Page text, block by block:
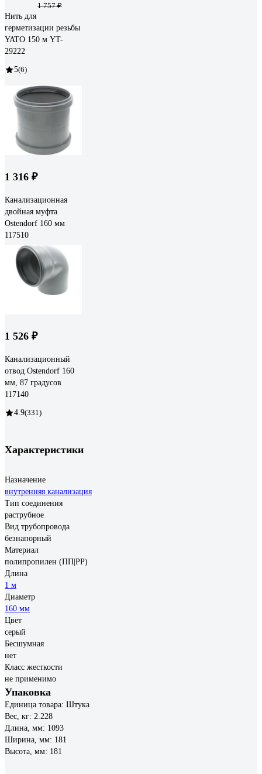
1 757 ₽
Нить для
герметизации резьбы
YATO 150 м YT-
29222
5(6)
1 316 ₽
Канализационная
двойная муфта
Ostendorf 160 мм
117510
1 526 ₽
Канализационный
отвод Ostendorf 160
мм, 87 градусов
117140
4.9(331)
Характеристики
Назначение
внутренняя канализация
Тип соединения
раструбное
Вид трубопровода
безнапорный
Материал
полипропилен (ПП|PP)
Длина
1 м
Диаметр
160 мм
Цвет
серый
Бесшумная
нет
Класс жесткости
не применимо
Упаковка
Единица товара: Штука
Вес, кг: 2.228
Длина, мм: 1093
Ширина, мм: 181
Высота, мм: 181